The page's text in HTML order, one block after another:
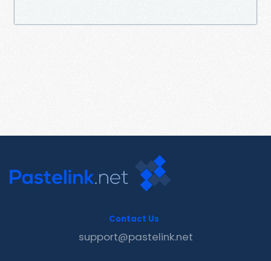
Contact Us
support@pastelink.net